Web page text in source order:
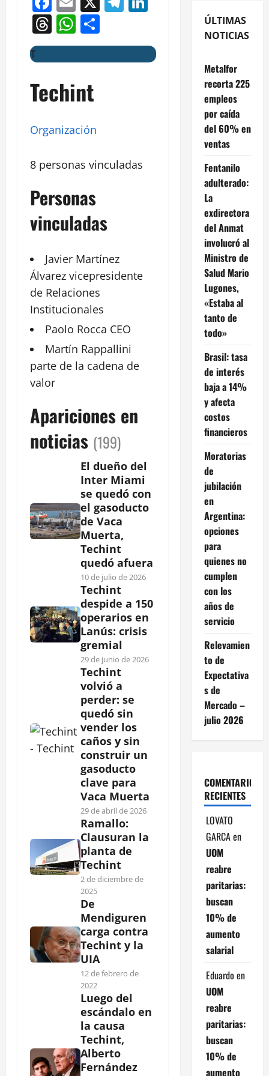
Threads
WhatsApp
T
Techint
Organización
8 personas vinculadas
Personas
vinculadas
Javier Martínez
Álvarez vicepresidente
de Relaciones
Institucionales
Paolo Rocca CEO
Martín Rappallini
parte de la cadena de
valor
Apariciones en
noticias (199)
El dueño del
Inter Miami
se quedó con
el gasoducto
de Vaca
Muerta,
Techint
quedó afuera
10 de julio de 2026
Techint
despide a 150
operarios en
Lanús: crisis
gremial
29 de junio de 2026
Techint
volvió a
perder: se
quedó sin
vender los
caños y sin
construir un
gasoducto
clave para
Vaca Muerta
29 de abril de 2026
Ramallo:
Clausuran la
planta de
Techint
2 de diciembre de
2025
De
Mendiguren
carga contra
Techint y la
UIA
12 de febrero de
2022
Luego del
escándalo en
la causa
Techint,
Alberto
Fernández
ÚLTIMAS
NOTICIAS
Metalfor
recorta 225
empleos
por caída
del 60% en
ventas
Fentanilo
adulterado:
La
exdirectora
del Anmat
involucró al
Ministro de
Salud Mario
Lugones,
«Estaba al
tanto de
todo»
Brasil: tasa
de interés
baja a 14%
y afecta
costos
financieros
Moratorias
de
jubilación
en
Argentina:
opciones
para
quienes no
cumplen
con los
años de
servicio
Relevamien
to de
Expectativa
s de
Mercado –
julio 2026
COMENTARIOS
RECIENTES
LOVATO
GARCAen
UOM
reabre
paritarias:
buscan
10% de
aumento
salarial
Eduardo en
UOM
reabre
paritarias:
buscan
10% de
aumento